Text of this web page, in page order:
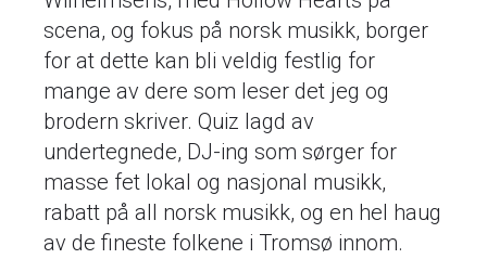
scena, og fokus på norsk musikk, borger
for at dette kan bli veldig festlig for
mange av dere som leser det jeg og
brodern skriver. Quiz lagd av
undertegnede, DJ-ing som sørger for
masse fet lokal og nasjonal musikk,
rabatt på all norsk musikk, og en hel haug
av de fineste folkene i Tromsø innom.